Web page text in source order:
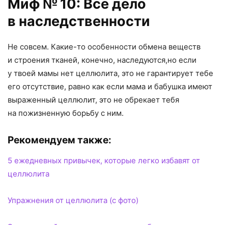
Миф № 10: Все дело
в наследственности
Не совсем. Какие-то особенности обмена веществ
и строения тканей, конечно, наследуются,но если
у твоей мамы нет целлюлита, это не гарантирует тебе
его отсутствие, равно как если мама и бабушка имеют
выраженный целлюлит, это не обрекает тебя
на пожизненную борьбу с ним.
Рекомендуем также:
5 ежедневных привычек, которые легко избавят от
целлюлита
Упражнения от целлюлита (с фото)